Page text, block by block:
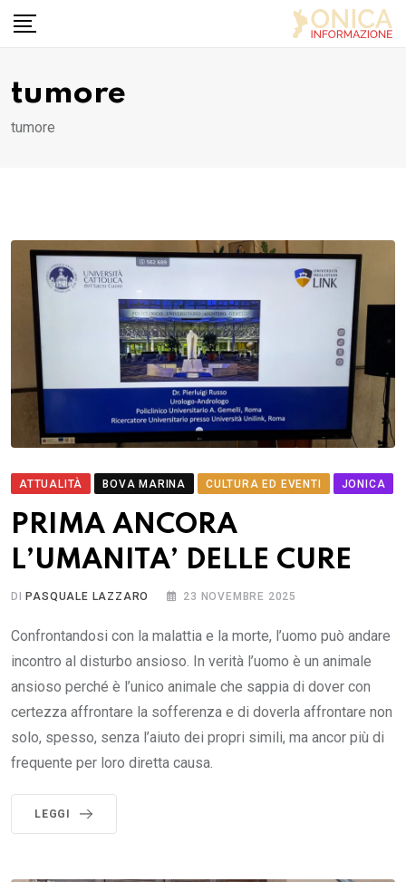
Skip
tumore
tumore
ATTUALITÀ BOVA MARINA CULTURA ED EVENTI JONICA
PRIMA ANCORA
L’UMANITA’ DELLE CURE
DI PASQUALE LAZZARO 23 NOVEMBRE 2025
Confrontandosi con la malattia e la morte, l’uomo può andare
incontro al disturbo ansioso. In verità l’uomo è un animale
ansioso perché è l’unico animale che sappia di dover con
certezza affrontare la sofferenza e di doverla affrontare non
solo, spesso, senza l’aiuto dei propri simili, ma ancor più di
frequente per loro diretta causa.
LEGGI